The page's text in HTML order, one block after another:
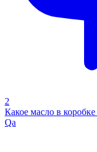
2
Какое масло в
Qa